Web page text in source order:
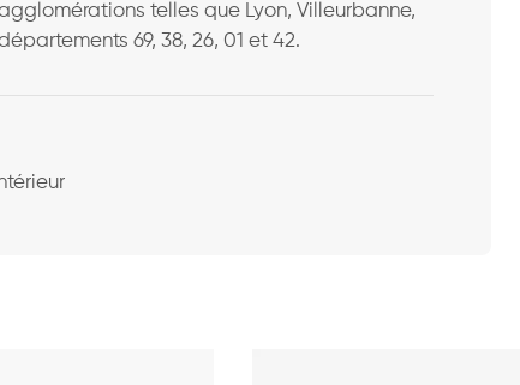
telles que Lyon, Villeurbanne,
69, 38, 26, 01 et 42.